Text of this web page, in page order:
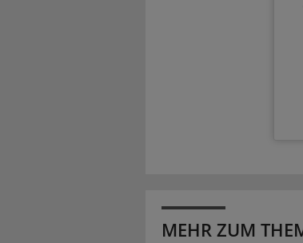
MEHR ZUM